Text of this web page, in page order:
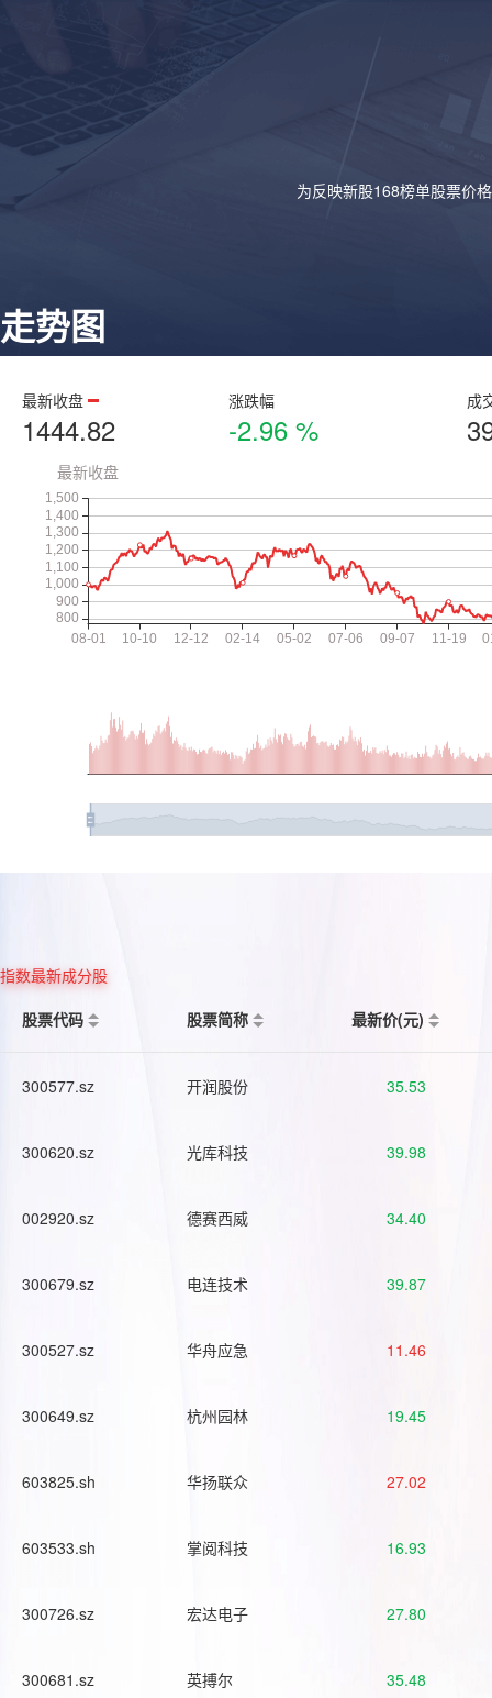
为反映新股168榜单股票价
走势图
最新收盘
1444.82
涨跌幅
-2.96 %
成
指数最新成分股
股票代码
股票简称 最新价(元)
300577.sz 开润股份 35.53
300620.sz 光库科技 39.98
002920.sz 德赛西威 34.40
300679.sz 电连技术 39.87
300527.sz 华舟应急 11.46
300649.sz 杭州园林 19.45
603825.sh 华扬联众 27.02
603533.sh 掌阅科技 16.93
300726.sz 宏达电子 27.80
300681.sz 英搏尔 35.48